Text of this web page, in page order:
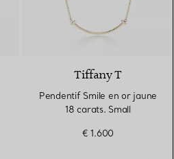
2 Matériaux
Tiffany T
Pendentif Smile en or jaune
18 carats. Small
€ 1.600